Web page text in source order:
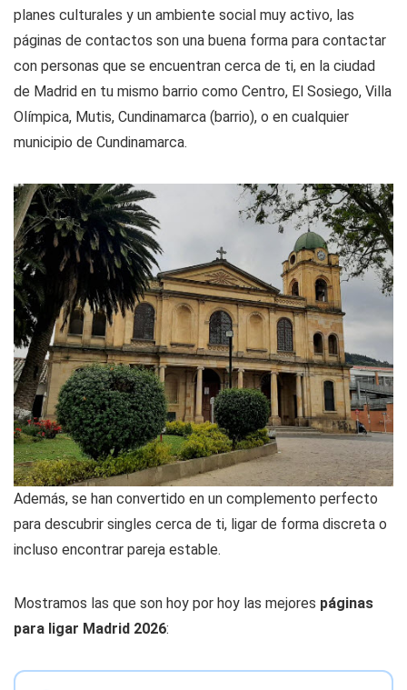
planes culturales y un ambiente social muy activo, las
páginas de contactos son una buena forma para contactar
con personas que se encuentran cerca de ti, en la ciudad
de Madrid en tu mismo barrio como Centro, El Sosiego, Villa
Olímpica, Mutis, Cundinamarca (barrio), o en cualquier
municipio de Cundinamarca.
Además, se han convertido en un complemento perfecto
para descubrir singles cerca de ti, ligar de forma discreta o
incluso encontrar pareja estable.
Mostramos las que son hoy por hoy las mejores páginas
para ligar Madrid 2026: